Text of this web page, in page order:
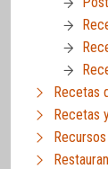
Recetas
Recetas